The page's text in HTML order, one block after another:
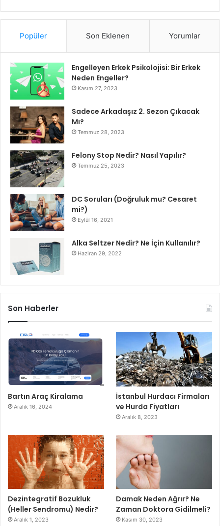
Popüler Son Eklenen Yorumlar
Engelleyen Erkek Psikolojisi: Bir Erkek
Neden Engeller?
Kasım 27, 2023
Sadece Arkadaşız 2. Sezon Çıkacak
Mı?
Temmuz 28, 2023
Felony Stop Nedir? Nasıl Yapılır?
Temmuz 25, 2023
DC Soruları (Doğruluk mu? Cesaret
mi?)
Eylül 16, 2021
Alka Seltzer Nedir? Ne İçin Kullanılır?
Haziran 29, 2022
Son Haberler
Bartın Araç Kiralama
Aralık 16, 2024
İstanbul Hurdacı Firmaları
ve Hurda Fiyatları
Aralık 8, 2023
Dezintegratif Bozukluk
(Heller Sendromu) Nedir?
Aralık 1, 2023
Damak Neden Ağrır? Ne
Zaman Doktora Gidilmeli?
Kasım 30, 2023